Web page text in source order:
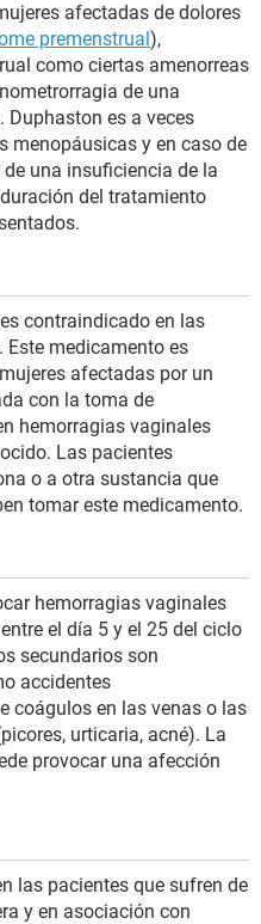
afectadas de dolores
premenstrual ),
como ciertas amenorreas
de una
es a veces
menopáusicas y en caso de
una insuficiencia de la
del tratamiento
contraindicado en las
Este medicamento es
afectadas por un
con la toma de
hemorragias vaginales
Las pacientes
o a otra sustancia que
tomar este medicamento.
hemorragias vaginales
el día 5 y el 25 del ciclo
secundarios son
accidentes
coágulos en las venas o las
urticaria, acné). La
provocar una afección
las pacientes que sufren de
y en asociación con